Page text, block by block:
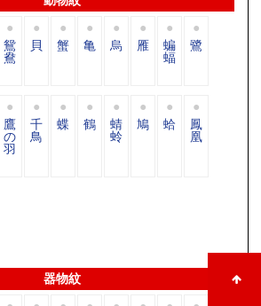
鴛
鴦
貝 蟹 亀 烏 雁 蝙
蝠
鷺
鷹
の
羽
千
鳥
蝶 鶴 蜻
蛉
鳩 蛤 鳳
凰
器物紋